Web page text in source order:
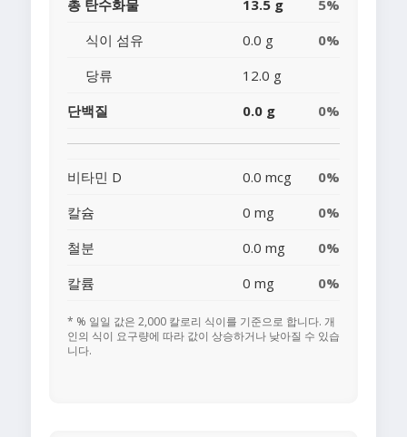
총 탄수화물 13.5 g
5%
식이 섬유
0.0 g
0%
당류
12.0 g
단백질
0.0 g 0%
비타민 D 0.0 mcg
0%
칼슘
0 mg
0%
철분
0.0 mg
0%
칼륨
0 mg 0%
* % 일일 값은 2,000 칼로리 식이를 기준으로 합니다. 개
인의 식이 요구량에 따라 값이 상승하거나 낮아질 수 있습
니다.